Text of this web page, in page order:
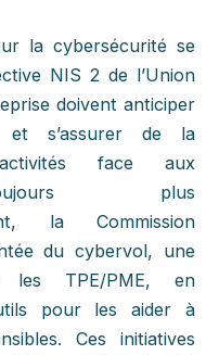
la cybersécurité se
NIS 2 de l’Union
doivent anticiper
et s’assurer de la
face aux
plus
la Commission
du cybervol, une
les TPE/PME, en
pour les aider à
Ces initiatives